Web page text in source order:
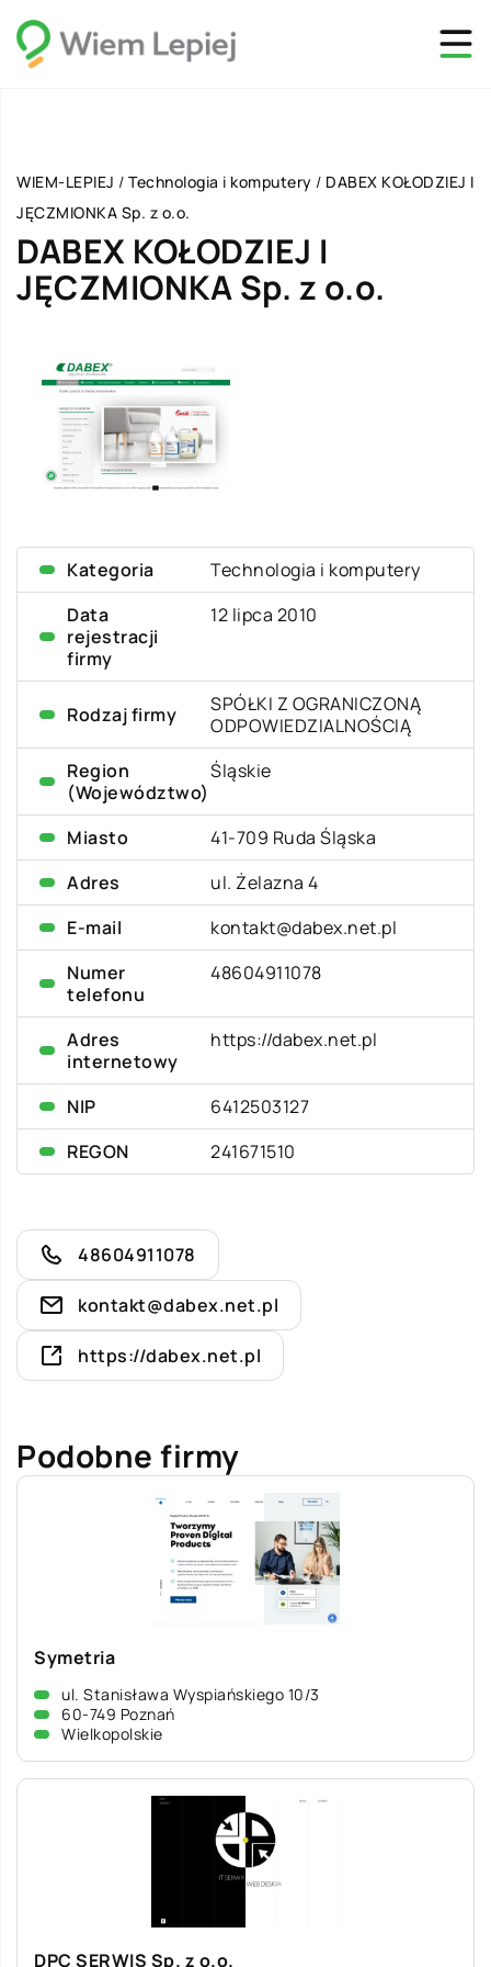
WIEM-LEPIEJ / Technologia i komputery / DABEX KOŁODZIEJ I
JĘCZMIONKA Sp. z o.o.
DABEX KOŁODZIEJ I
JĘCZMIONKA Sp. z o.o.
Kategoria
Technologia i komputery
Data
rejestracji
firmy
12 lipca 2010
Rodzaj firmy
SPÓŁKI Z OGRANICZONĄ
ODPOWIEDZIALNOŚCIĄ
Region
(Województwo)
Śląskie
Miasto
41-709 Ruda Śląska
Adres
ul. Żelazna 4
E-mail
kontakt@dabex.net.pl
Numer
telefonu
48604911078
Adres
internetowy
https://dabex.net.pl
NIP
6412503127
REGON
241671510
48604911078
kontakt@dabex.net.pl
https://dabex.net.pl
Podobne firmy
Symetria
ul. Stanisława Wyspiańskiego 10/3
60-749 Poznań
Wielkopolskie
DPC SERWIS Sp. z o.o.